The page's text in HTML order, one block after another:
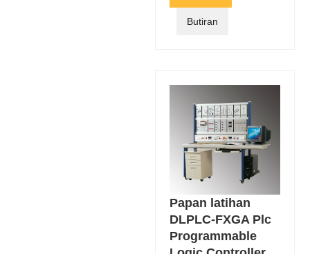
Butiran
Papan latihan
DLPLC-FXGA Plc
Programmable